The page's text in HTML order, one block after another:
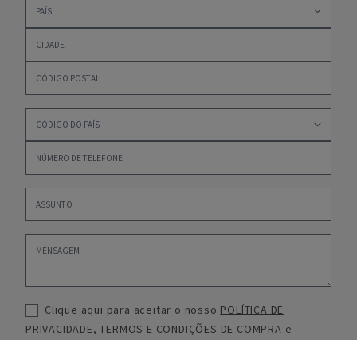
Clique aqui para aceitar o nosso POLÍTICA DE
PRIVACIDADE,TERMOS E CONDIÇÕES DE COMPRA e